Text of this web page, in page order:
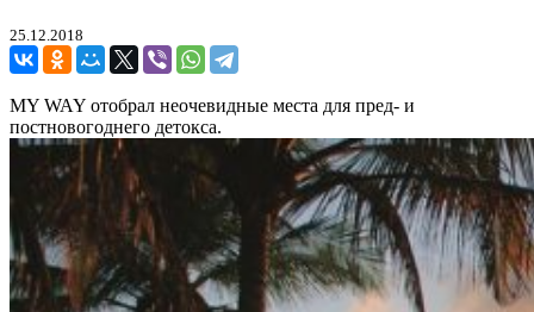
25.12.2018
MY WAY отобрал неочевидные места для пред- и
постновогоднего детокса.